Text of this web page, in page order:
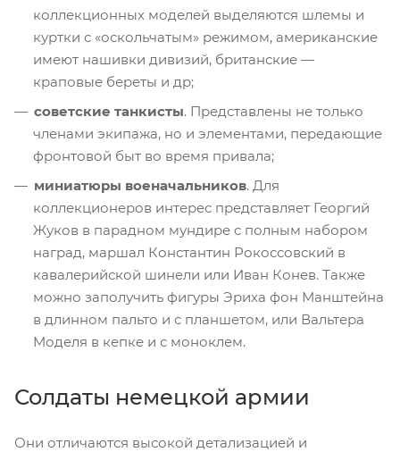
коллекционных моделей выделяются шлемы и
куртки с «оскольчатым» режимом, американские
имеют нашивки дивизий, британские —
краповые береты и др;
советские танкисты. Представлены не только
членами экипажа, но и элементами, передающие
фронтовой быт во время привала;
миниатюры военачальников. Для
коллекционеров интерес представляет Георгий
Жуков в парадном мундире с полным набором
наград, маршал Константин Рокоссовский в
кавалерийской шинели или Иван Конев. Также
можно заполучить фигуры Эриха фон Манштейна
в длинном пальто и с планшетом, или Вальтера
Моделя в кепке и с моноклем.
Солдаты немецкой армии
Они отличаются высокой детализацией и